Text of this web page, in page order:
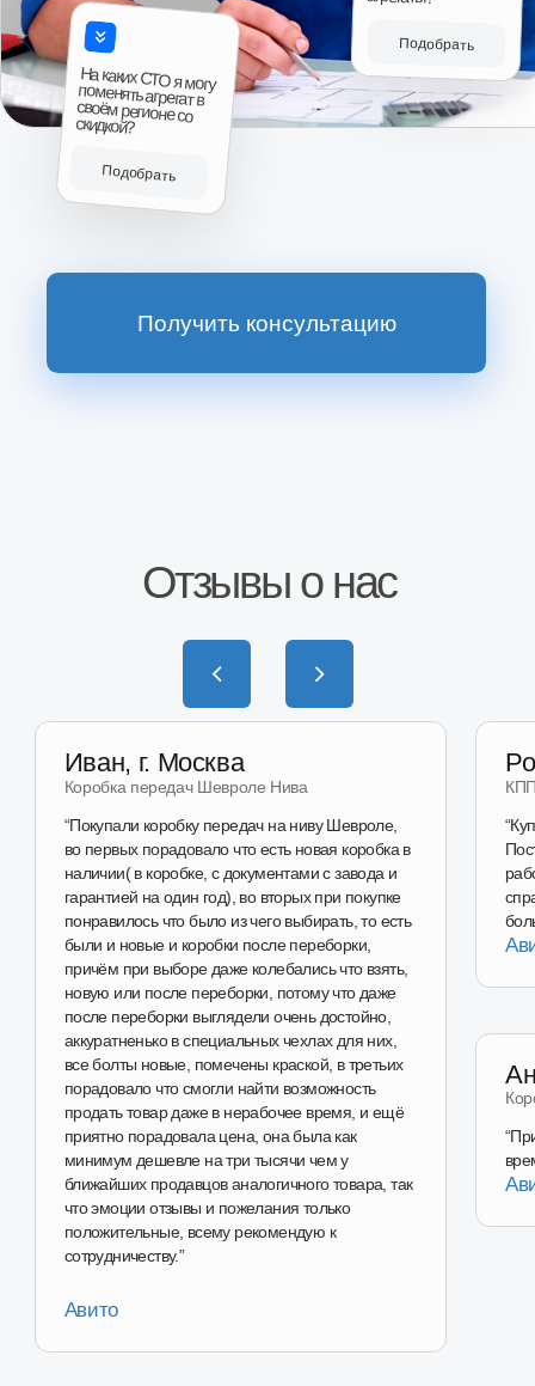
Ответы на вопросы
Наш магазин
на Wildberries
Перейти в магазин
Наш магазин